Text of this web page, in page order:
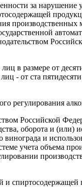
за нарушение
в размере от
- от ста
регулирования
Российской
оборота и (или)
и
учета объема
и